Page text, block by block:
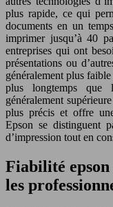
plus rapide, ce qui
documents en un
imprimer jusqu’à 40
entreprises qui ont
présentations ou
généralement plus
plus longtemps que
généralement
plus précis et offre
Epson se distinguent
d’impression tout en
Fiabilité
les